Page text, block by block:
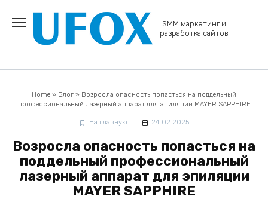
содержанию
SMM маркетинг и
разработка сайтов
Home » Блог » Возросла опасность попасться на поддельный
профессиональный лазерный аппарат для эпиляции MAYER SAPPHIRE
На главную 24.02.2025
Возросла опасность попасться на
поддельный профессиональный
лазерный аппарат для эпиляции
MAYER SAPPHIRE